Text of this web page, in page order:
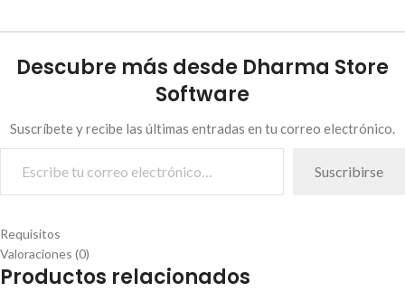
Descubre más desde Dharma Store
Software
Suscríbete y recibe las últimas entradas en tu correo electrónico.
Suscribirse
Requisitos
Valoraciones (0)
Productos relacionados